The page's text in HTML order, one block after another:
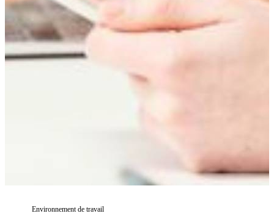
Environnement de travail